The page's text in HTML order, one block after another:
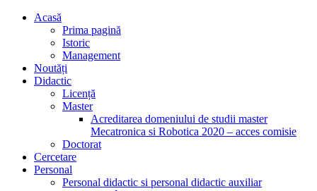
Acasă
Prima pagină
Istoric
Management
Noutăți
Didactic
Licență
Master
Acreditarea domeniului de studii master
Mecatronica si Robotica 2020 – acces comisie
Doctorat
Cercetare
Personal
Personal didactic si personal didactic auxiliar